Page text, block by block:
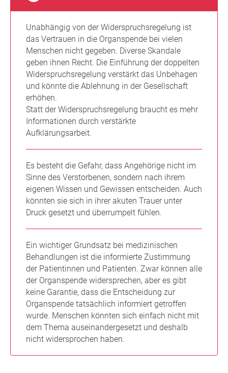
Unabhängig von der Widerspruchsregelung ist
das Vertrauen in die Organspende bei vielen
Menschen nicht gegeben. Diverse Skandale
geben ihnen Recht. Die Einführung der doppelten
Widerspruchsregelung verstärkt das Unbehagen
und könnte die Ablehnung in der Gesellschaft
erhöhen.
Statt der Widerspruchsregelung braucht es mehr
Informationen durch verstärkte
Aufklärungsarbeit.
Es besteht die Gefahr, dass Angehörige nicht im
Sinne des Verstorbenen, sondern nach ihrem
eigenen Wissen und Gewissen entscheiden. Auch
könnten sie sich in ihrer akuten Trauer unter
Druck gesetzt und überrumpelt fühlen.
Ein wichtiger Grundsatz bei medizinischen
Behandlungen ist die informierte Zustimmung
der Patientinnen und Patienten. Zwar können alle
der Organspende widersprechen, aber es gibt
keine Garantie, dass die Entscheidung zur
Organspende tatsächlich informiert getroffen
wurde. Menschen könnten sich einfach nicht mit
dem Thema auseinandergesetzt und deshalb
nicht widersprochen haben.